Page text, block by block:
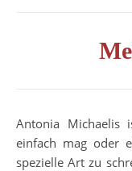
Antonia Michaelis
einfach mag oder
spezielle Art zu